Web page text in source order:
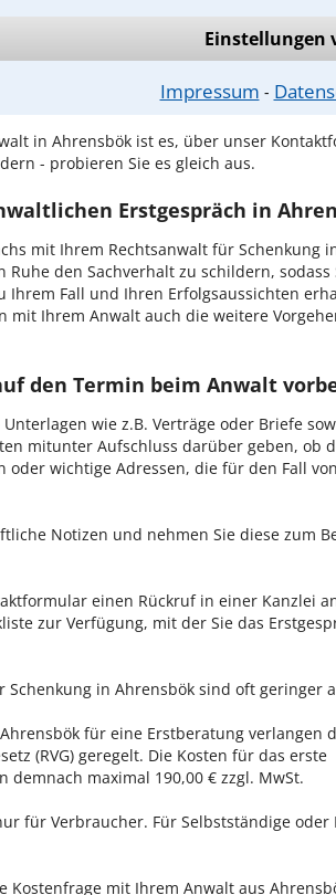
Einstellungen
Impressum ⁃
mit der Kanzlei in Ahrensbök einen
sich zurückrufen
in Ahrensbök ist es, über unser
- probieren Sie es gleich aus.
Erstgespräch in
mit Ihrem Rechtsanwalt für Schenkung
Ruhe den Sachverhalt zu schildern, sodass
Ihrem Fall und Ihren Erfolgsaussichten
mit Ihrem Anwalt auch die weitere
den Termin beim Anwalt
wie z.B. Verträge oder Briefe
mitunter Aufschluss darüber geben, ob
oder wichtige Adressen, die für den Fall
Notizen und nehmen Sie diese zum
einen Rückruf in einer Kanzlei
zur Verfügung, mit der Sie das
Schenkung in Ahrensbök sind oft geringer
für eine Erstberatung verlangen
(RVG) geregelt. Die Kosten für das erste
demnach maximal 190,00 € zzgl. MwSt.
für Verbraucher. Für Selbstständige
Kostenfrage mit Ihrem Anwalt aus